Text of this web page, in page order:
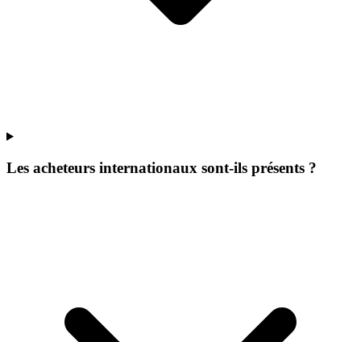
Les acheteurs internationaux sont-ils présents ?